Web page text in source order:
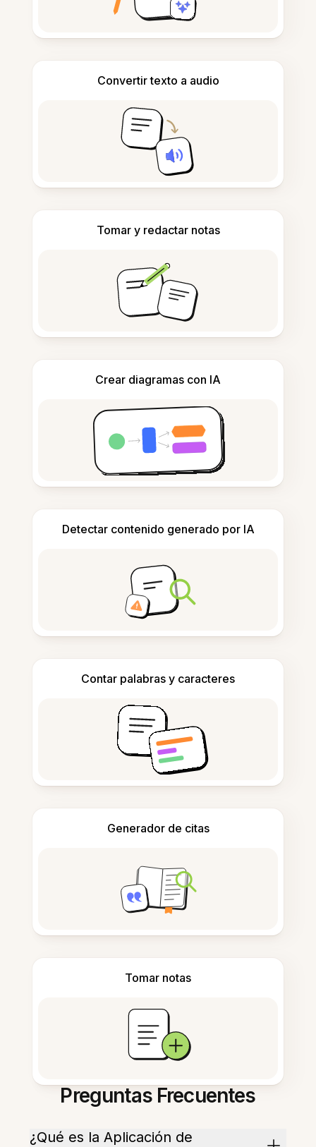
Convertir texto a audio
Tomar y redactar notas
Crear diagramas con IA
Detectar contenido generado por IA
Contar palabras y caracteres
Generador de citas
Tomar notas
Preguntas Frecuentes
¿Qué es la Aplicación de